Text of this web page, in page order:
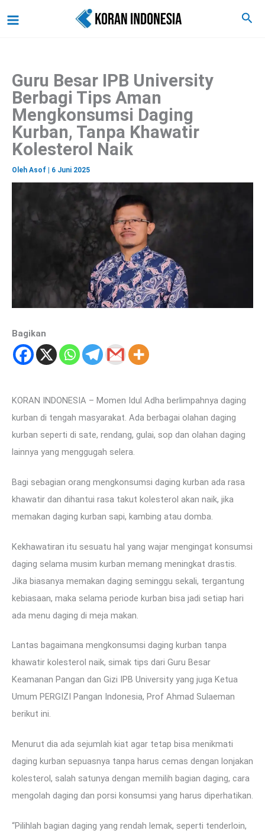
ke
Cari
Guru Besar IPB University
Berbagi Tips Aman
Mengkonsumsi Daging
Kurban, Tanpa Khawatir
Kolesterol Naik
Oleh Asof 6 Juni 2025
Bagikan
KORAN INDONESIA – Momen Idul Adha berlimpahnya daging
kurban di tengah masyarakat. Ada berbagai olahan daging
kurban seperti di sate, rendang, gulai, sop dan olahan daging
lainnya yang menggugah selera.
Bagi sebagian orang mengkonsumsi daging kurban ada rasa
khawatir dan dihantui rasa takut kolesterol akan naik, jika
memakan daging kurban sapi, kambing atau domba.
Kekhawatiran itu sesuatu hal yang wajar mengingat konsumsi
daging selama musim kurban memang meningkat drastis.
Jika biasanya memakan daging seminggu sekali, tergantung
kebiasaan, maka selama periode kurban bisa jadi setiap hari
ada menu daging di meja makan.
Lantas bagaimana mengkonsumsi daging kurban tanpa
khawatir kolesterol naik, simak tips dari Guru Besar
Keamanan Pangan dan Gizi IPB University yang juga Ketua
Umum PERGIZI Pangan Indonesia, Prof Ahmad Sulaeman
berikut ini.
Menurut dia ada sejumlah kiat agar tetap bisa menikmati
daging kurban sepuasnya tanpa harus cemas dengan lonjakan
kolesterol, salah satunya dengan memilih bagian daging, cara
mengolah daging dan porsi konsumsi yang harus diperhatikan.
“Pilihlah bagian daging yang rendah lemak, seperti tenderloin,
a